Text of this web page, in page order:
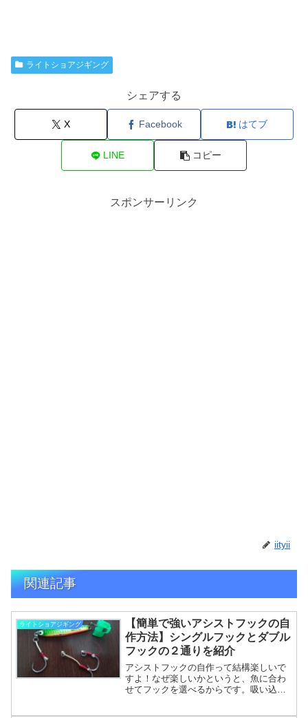
ライトショアジギング
シェアする
X Facebook はてブ
LINE コピー
スポンサーリンク
iityii
関連記事
ライトショアジギング
【簡単で強いアシストフックの自
作方法】シングルフックとダブル
フックの２通りを紹介
アシストフックの自作って結構楽しいで
すよ！なぜ楽しいかというと、魚に合わ
せてフックを選べるからです。吸い込み